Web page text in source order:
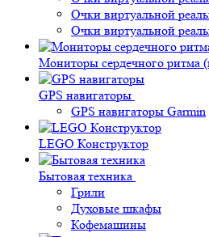
Очки виртуальной
Очки виртуальной
Мониторы сердечного ритма
GPS навигаторы
GPS навигаторы Garmin
LEGO Конструктор
Бытовая техника
Грили
Духовые шкафы
Кофемашины